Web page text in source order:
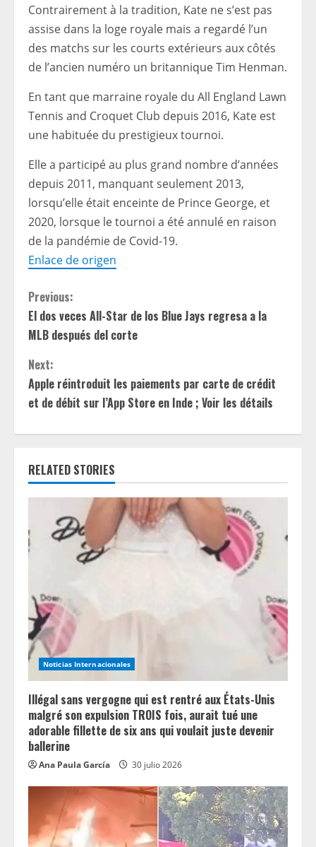
Contrairement à la tradition, Kate ne s’est pas
assise dans la loge royale mais a regardé l’un
des matchs sur les courts extérieurs aux côtés
de l’ancien numéro un britannique Tim Henman.
En tant que marraine royale du All England Lawn
Tennis and Croquet Club depuis 2016, Kate est
une habituée du prestigieux tournoi.
Elle a participé au plus grand nombre d’années
depuis 2011, manquant seulement 2013,
lorsqu’elle était enceinte de Prince George, et
2020, lorsque le tournoi a été annulé en raison
de la pandémie de Covid-19.
Enlace de origen
C
o
n
t
u
R
a
d
i
n
g
Previous:
El dos veces All-Star de los Blue Jays regresa a la
MLB después del corte
Next:
Apple réintroduit les paiements par carte de crédit
et de débit sur l’App Store en Inde ; Voir les détails
RELATED STORIES
Noticias Internacionales
Illégal sans vergogne qui est rentré aux États-Unis
malgré son expulsion TROIS fois, aurait tué une
adorable fillette de six ans qui voulait juste devenir
ballerine
Ana Paula García 30 julio 2026